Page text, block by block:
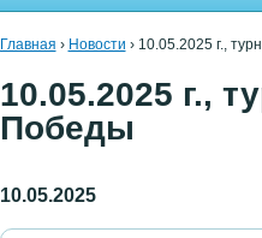
Вы
здесь
Главная › Новости › 10.05.2025 г.,
10.05.2025 г.,
Победы